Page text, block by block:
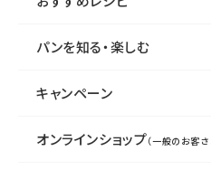
パンを知る・楽しむ
キャンペーン
オンラインショップ（一般のお客さ